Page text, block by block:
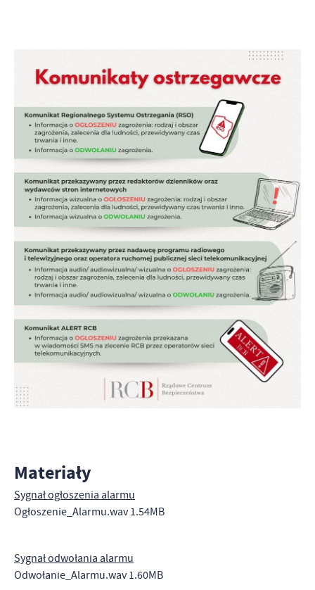
Materiały
Sygnał ogłoszenia alarmu
Ogłoszenie​_Alarmu.wav 1.54MB
Sygnał odwołania alarmu
Odwołanie​_Alarmu.wav 1.60MB